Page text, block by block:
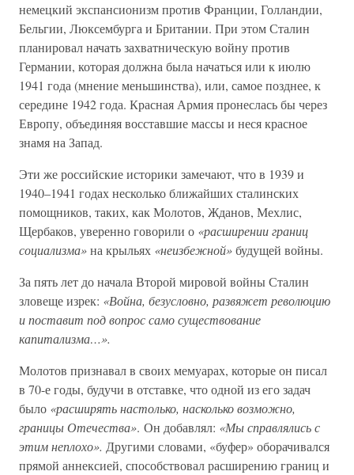
немецкий экспансионизм против Франции, Голландии,
Бельгии, Люксембурга и Британии. При этом Сталин
планировал начать захватническую войну против
Германии, которая должна была начаться или к июлю
1941 года (мнение меньшинства), или, самое позднее, к
середине 1942 года. Красная Армия пронеслась бы через
Европу, объединяя восставшие массы и неся красное
знамя на Запад.
Эти же российские историки замечают, что в 1939 и
1940–1941 годах несколько ближайших сталинских
помощников, таких, как Молотов, Жданов, Мехлис,
Щербаков, уверенно говорили о «расширении границ
социализма»на крыльях «неизбежной»будущей войны.
За пять лет до начала Второй мировой войны Сталин
зловеще изрек: «Война, безусловно, развяжет революцию
и поставит под вопрос само существование
капитализма…».
Молотов признавал в своих мемуарах, которые он писал
в 70-е годы, будучи в отставке, что одной из его задач
было «расширять настолько, насколько возможно,
границы Отечества». Он добавлял: «Мы справлялись с
этим неплохо». Другими словами, «буфер» оборачивался
прямой аннексией, способствовал расширению границ и